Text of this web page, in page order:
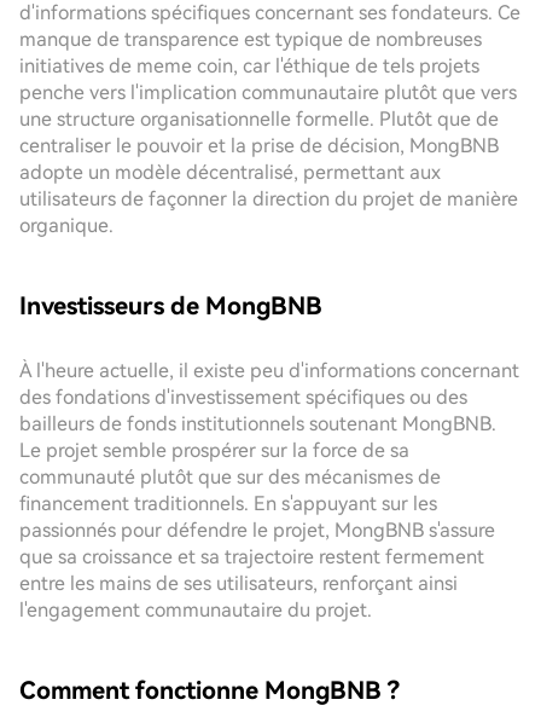
d'informations spécifiques concernant ses fondateurs. Ce
manque de transparence est typique de nombreuses
initiatives de meme coin, car l'éthique de tels projets
penche vers l'implication communautaire plutôt que vers
une structure organisationnelle formelle. Plutôt que de
centraliser le pouvoir et la prise de décision, MongBNB
adopte un modèle décentralisé, permettant aux
utilisateurs de façonner la direction du projet de manière
organique.
Investisseurs de MongBNB
À l'heure actuelle, il existe peu d'informations concernant
des fondations d'investissement spécifiques ou des
bailleurs de fonds institutionnels soutenant MongBNB.
Le projet semble prospérer sur la force de sa
communauté plutôt que sur des mécanismes de
financement traditionnels. En s'appuyant sur les
passionnés pour défendre le projet, MongBNB s'assure
que sa croissance et sa trajectoire restent fermement
entre les mains de ses utilisateurs, renforçant ainsi
l'engagement communautaire du projet.
Comment fonctionne MongBNB ?